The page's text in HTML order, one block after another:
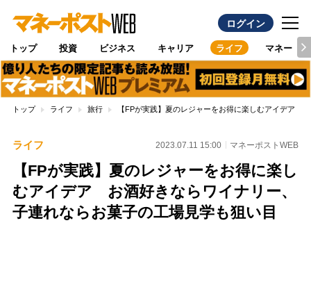
ログイン
トップ 投資 ビジネス キャリア ライフ マネー
トップ ライフ 旅行 【FPが実践】夏のレジャーをお得に楽しむアイデア
ライフ 2023.07.11 15:00 マネーポストWEB
【FPが実践】夏のレジャーをお得に楽し
むアイデア お酒好きならワイナリー、
子連れならお菓子の工場見学も狙い目